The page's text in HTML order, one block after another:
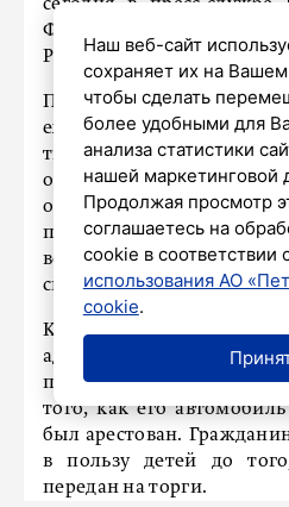
сегодня в пресс-службе
Федеральной службы
России по Петербургу.
По решению суда
ежемесячно
тысяч рублей на
обязанностей
образовалась
применил комплекс
воздействия, в том
спецправа.
Кроме того,
административной
погасить долг
того, как его
был арестован.
в пользу детей до
передан на торги.
Наш веб-сайт
сохраняет их на
чтобы сделать
более удобными для
анализа статистики
нашей маркетинговой
Продолжая просмотр
соглашаетесь на
cookie в соответствии
использования АО
cookie.